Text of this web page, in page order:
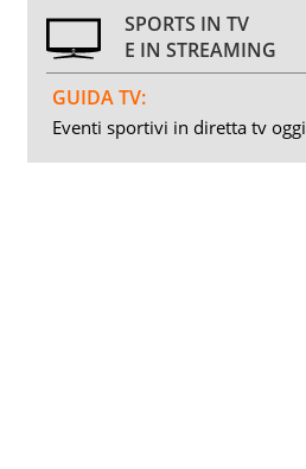
SPORTS IN TV
E IN STREAMING
GUIDA TV:
Eventi sportivi in diretta tv oggi